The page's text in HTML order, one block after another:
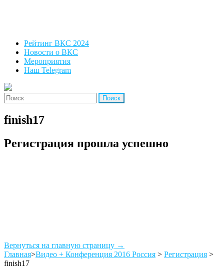
Рейтинг ВКС 2024
Новости о ВКС
Мероприятия
Наш Telegram
'Найти:
finish17
Регистрация прошла успешно
Вернуться на главную страницу →
Главная>Видео + Конференция 2016 Россия > Регистрация >
finish17